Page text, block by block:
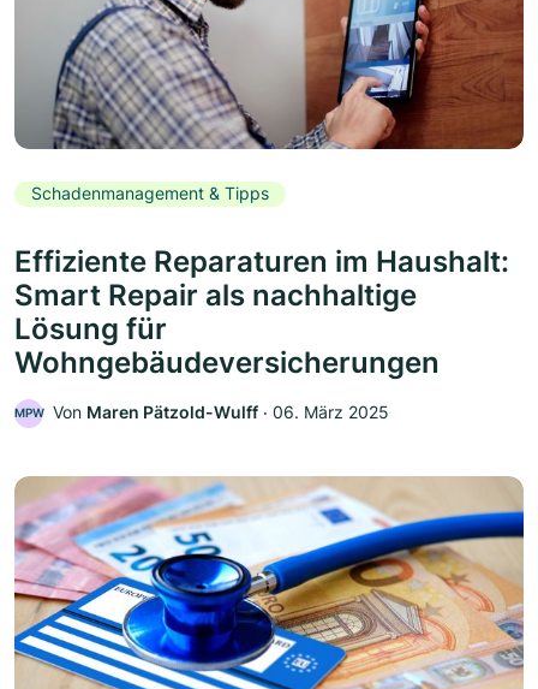
Schadenmanagement & Tipps
Effiziente Reparaturen im Haushalt:
Smart Repair als nachhaltige
Lösung für
Wohngebäudeversicherungen
MPW Von Maren Pätzold-Wulff ‧ 06. März 2025